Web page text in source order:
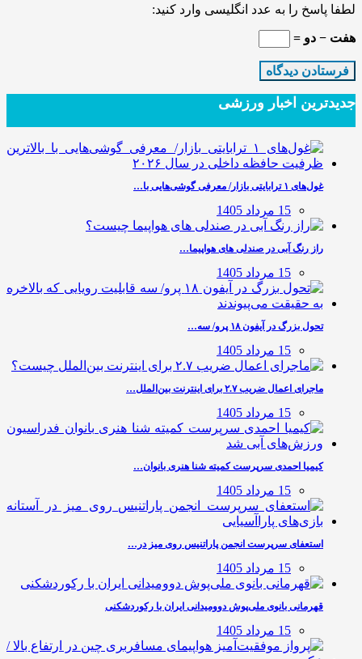
لطفا پاسخ را به عدد انگلیسی وارد کنید:
هفت − دو =
جدیدترین‌ اخبار ورزشی
غول‌های ۱ ترابایتی بازار/ معرفی گوشی‌هایی با…
15 مرداد 1405
راز رنگ آبی در صندلی های هواپیما…
15 مرداد 1405
تحول بزرگ در آیفون ۱۸ پرو/ سه…
15 مرداد 1405
ماجرای اعمال ضریب ۲.۷ برای اینترنت بین‌الملل…
15 مرداد 1405
کیمیا احمدی سرپرست کمیته شنا هنری بانوان…
15 مرداد 1405
استعفای سرپرست انجمن پاراتنیس روی میز در…
15 مرداد 1405
قهرمانی بانوی ملی‌پوش دوومیدانی ایران با رکوردشکنی
15 مرداد 1405